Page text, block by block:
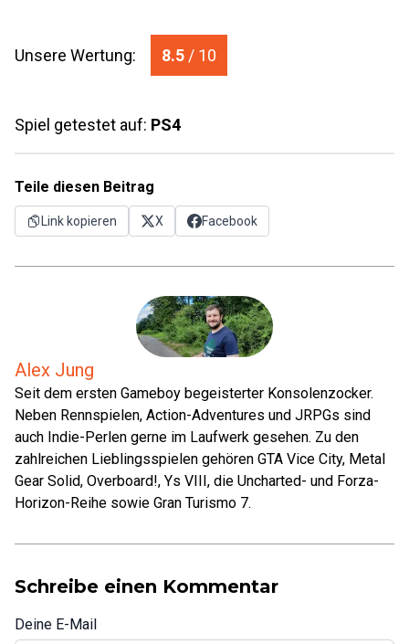
Unsere Wertung: 8.5 / 10
Spiel getestet auf: PS4
Teile diesen Beitrag
Link kopieren X Facebook
Alex Jung
Seit dem ersten Gameboy begeisterter Konsolenzocker.
Neben Rennspielen, Action-Adventures und JRPGs sind
auch Indie-Perlen gerne im Laufwerk gesehen. Zu den
zahlreichen Lieblingsspielen gehören GTA Vice City, Metal
Gear Solid, Overboard!, Ys VIII, die Uncharted- und Forza-
Horizon-Reihe sowie Gran Turismo 7.
Schreibe einen Kommentar
Deine E-Mail